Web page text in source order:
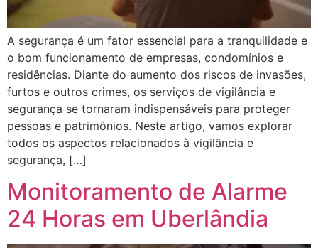
A segurança é um fator essencial para a tranquilidade e
o bom funcionamento de empresas, condomínios e
residências. Diante do aumento dos riscos de invasões,
furtos e outros crimes, os serviços de vigilância e
segurança se tornaram indispensáveis para proteger
pessoas e patrimônios. Neste artigo, vamos explorar
todos os aspectos relacionados à vigilância e
segurança, […]
Monitoramento de Alarme
24 Horas em Uberlândia